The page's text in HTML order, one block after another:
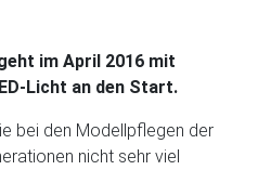
im April 2016 mit
Licht an den Start.
bei den Modellpflegen der
nicht sehr viel